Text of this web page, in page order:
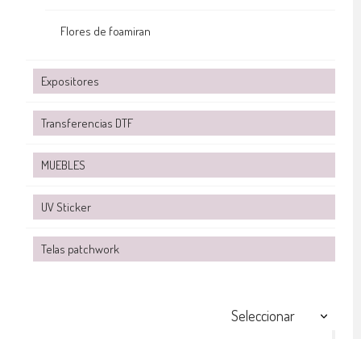
Flores de foamiran
Expositores
Transferencias DTF
MUEBLES
UV Sticker
Telas patchwork
Seleccionar